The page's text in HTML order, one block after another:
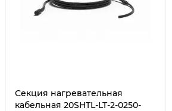
Секция нагревательная
кабельная 20SHTL-LT-2-0250-